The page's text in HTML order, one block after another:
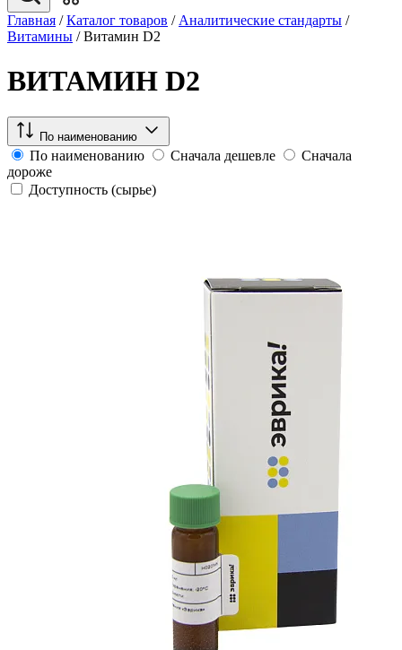
Главная / Каталог товаров / Аналитические стандарты /
Витамины / Витамин D2
ВИТАМИН D2
По наименованию
По наименованию Сначала дешевле
Сначала
дороже
Доступность (сырье)